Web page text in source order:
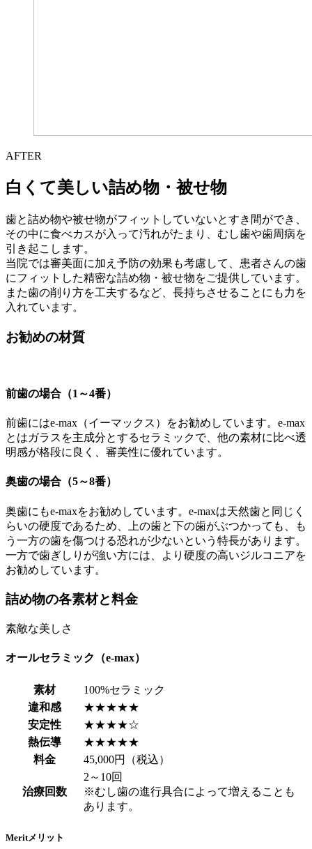
AFTER
白くて美しい詰め物・被せ物
歯と詰め物や被せ物がフィットしていないとすき間ができ、
その中に食べカスが入って汚れがたまり、むし歯や歯周病を
引き起こします。
当院では審美面に加え予防の効果も考慮して、患者さんの歯
にフィットした精密な詰め物・被せ物をご提供しています。
また歯の削り方を工夫するなど、長持ちさせることにも力を
入れています。
お勧めの材質
前歯の場合（1～4番）
前歯にはe-max（イーマックス）をお勧めしています。e-max
とはガラスを主成分とするセラミックで、他の素材に比べ透
明感が格段に良く、審美性に優れています。
奥歯の場合（5～8番）
奥歯にもe-maxをお勧めしています。e-maxは天然歯と同じく
らいの硬度であるため、上の歯と下の歯がぶつかっても、も
う一方の歯を傷つける恐れが少ないという特長があります。
一方で歯ぎしりが強い方には、より硬度の高いジルコニアを
お勧めしています。
詰め物の各素材と料金
素敵な美しさ
オールセラミック（e-max）
素材
100%セラミック
違和感
★★★★★
安定性
★★★★☆
熱伝導
★★★★★
料金
45,000円（税込）
治療回数
2～10回
※むし歯の進行具合によって増えることも
あります。
Merit メリット